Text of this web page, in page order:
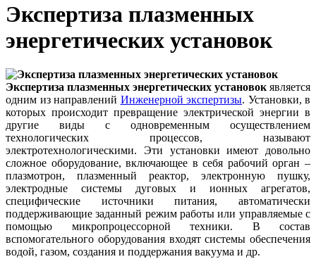
Экспертиза плазменных
энергетических установок
Экспертиза плазменных энергетических установок является
одним из направлений Инженерной экспертизы. Установки, в
которых происходит превращение электрической энергии в
другие виды с одновременным осуществлением
технологических процессов, называют
электротехнологическими. Эти установки имеют довольно
сложное оборудование, включающее в себя рабочий орган –
плазмотрон, плазменный реактор, электронную пушку,
электродные системы дуговых и ионных агрегатов,
специфические источники питания, автоматически
поддерживающие заданный режим работы или управляемые с
помощью микропроцессорной техники. В состав
вспомогательного оборудования входят системы обеспечения
водой, газом, создания и поддержания вакуума и др.